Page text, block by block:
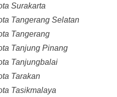
Surakarta
Tangerang Selatan
Tangerang
Tanjung Pinang
Tanjungbalai
Tarakan
Tasikmalaya